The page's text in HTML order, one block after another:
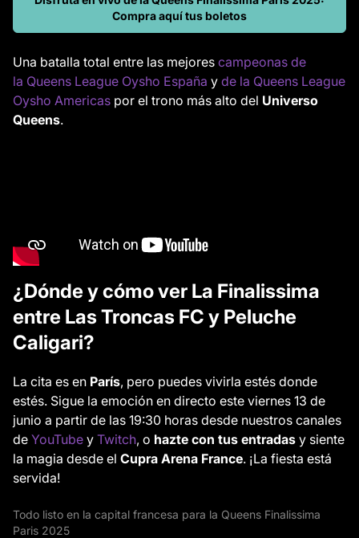
Compra aquí tus boletos
Una batalla total entre las mejores campeonas de
la Queens League Oysho España y de la Queens League
Oysho Americas por el trono más alto del Universo
Queens.
¿Dónde y cómo ver La Finalissima
entre Las Troncas FC y Peluche
Caligari?
La cita es en París, pero puedes vivirla estés donde
estés. Sigue la emoción en directo este viernes 13 de
junio a partir de las 19:30 horas desde nuestros canales
de YouTube y Twitch, o hazte con tus entradas y siente
la magia desde el Cupra Arena France. ¡La fiesta está
servida!
Todo listo en la capital francesa para la Queens Finalissima
Paris 2025